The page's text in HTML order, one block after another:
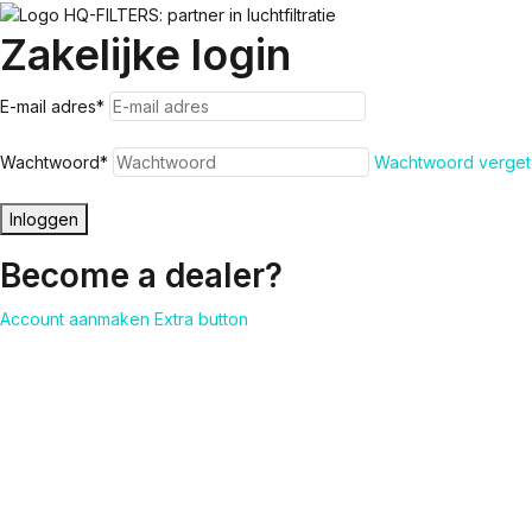
Zakelijke login
E-mail adres*
Wachtwoord* Wachtwoord
Inloggen
Become a dealer?
Account aanmaken Extra button